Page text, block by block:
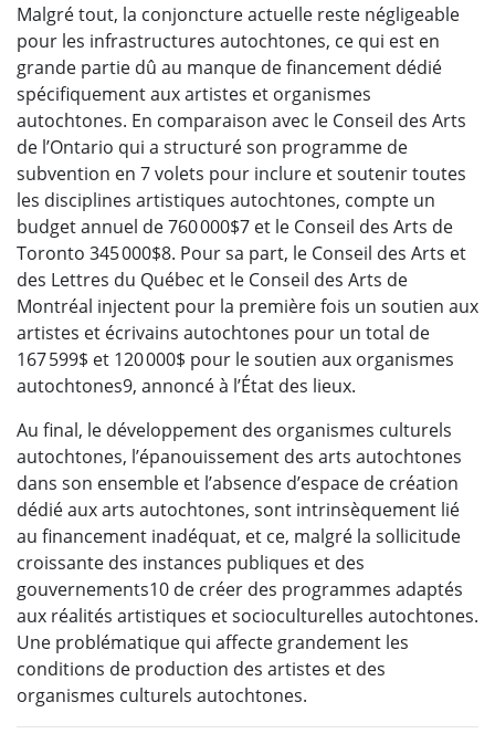
Malgré tout, la conjoncture actuelle reste négligeable
pour les infrastructures autochtones, ce qui est en
grande partie dû au manque de financement dédié
spécifiquement aux artistes et organismes
autochtones. En comparaison avec le Conseil des Arts
de l’Ontario qui a structuré son programme de
subvention en 7 volets pour inclure et soutenir toutes
les disciplines artistiques autochtones, compte un
budget annuel de 760 000$7 et le Conseil des Arts de
Toronto 345 000$8. Pour sa part, le Conseil des Arts et
des Lettres du Québec et le Conseil des Arts de
Montréal injectent pour la première fois un soutien aux
artistes et écrivains autochtones pour un total de
167 599$ et 120 000$ pour le soutien aux organismes
autochtones9, annoncé à l’État des lieux.
Au final, le développement des organismes culturels
autochtones, l’épanouissement des arts autochtones
dans son ensemble et l’absence d’espace de création
dédié aux arts autochtones, sont intrinsèquement lié
au financement inadéquat, et ce, malgré la sollicitude
croissante des instances publiques et des
gouvernements10 de créer des programmes adaptés
aux réalités artistiques et socioculturelles autochtones.
Une problématique qui affecte grandement les
conditions de production des artistes et des
organismes culturels autochtones.